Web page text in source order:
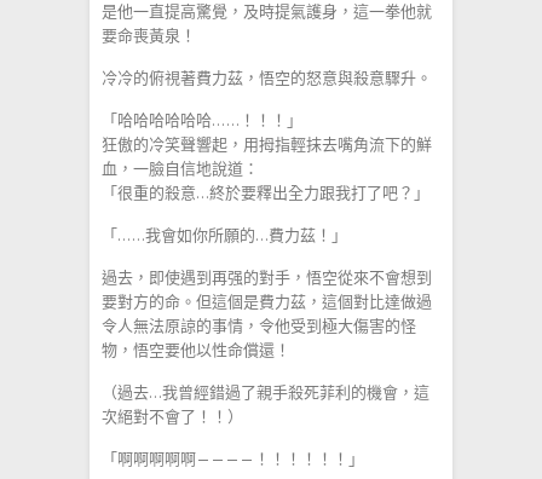
是他一直提高驚覺，及時提氣護身，這一拳他就
要命喪黃泉！
冷冷的俯視著費力茲，悟空的怒意與殺意驟升。
「哈哈哈哈哈哈……！！！」
狂傲的冷笑聲響起，用拇指輕抹去嘴角流下的鮮
血，一臉自信地說道：
「很重的殺意…終於要釋出全力跟我打了吧？」
「……我會如你所願的…費力茲！」
過去，即使遇到再强的對手，悟空從來不會想到
要對方的命。但這個是費力茲，這個對比達做過
令人無法原諒的事情，令他受到極大傷害的怪
物，悟空要他以性命償還！
（過去…我曾經錯過了親手殺死菲利的機會，這
次絕對不會了！！）
「啊啊啊啊啊————！！！！！！」